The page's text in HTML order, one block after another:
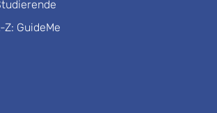
GuideMe